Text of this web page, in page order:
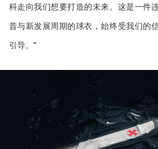
科走向我们想要打造的未来。这是一件
昔与新发展周期的球衣，始终受我们的
引导。”